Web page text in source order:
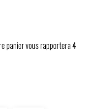
panier vous rapportera4